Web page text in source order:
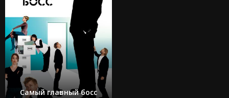
Самый главный босс